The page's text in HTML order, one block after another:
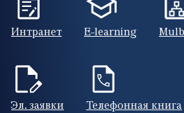
Интранет E-learning
Эл. заявки Телефонная книга